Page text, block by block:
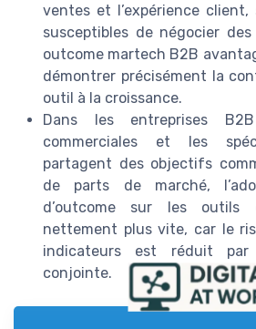
ventes et l’expérience
susceptibles de négocier
outcome martech B2B
démontrer précisément la
outil à la croissance.
Dans les entreprises
commerciales et les
partagent des objectifs
de parts de marché,
d’outcome sur les outils
nettement plus vite, car le
indicateurs est réduit par
conjointe.